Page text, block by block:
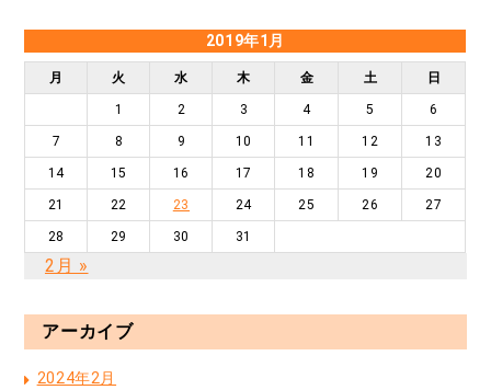
2019年1月
月 火 水 木 金 土 日
1 2 3 4 5 6
7 8 9 10 11 12 13
14 15 16 17 18 19 20
21 22 23 24 25 26 27
28 29 30 31
2月 »
アーカイブ
2024年2月